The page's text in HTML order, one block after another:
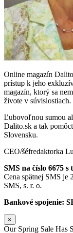
Online magazín
prístup k jeho
magazín, ktorý sa
živote v
Ľubovoľnou sumou
Dalito.sk a tak
Slovensku.
CEO/šéfredaktorka
SMS na číslo 6675
Cena spätnej SMS je
SMS, s. r. o.
Bankové spojenie:
×
Our Spring Sale Has